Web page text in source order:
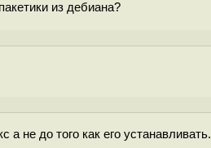
из дебиана?
а не до того как его устанавливать.